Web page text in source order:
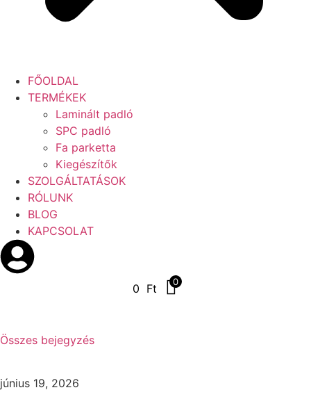
FŐOLDAL
TERMÉKEK
Laminált padló
SPC padló
Fa parketta
Kiegészítők
SZOLGÁLTATÁSOK
RÓLUNK
BLOG
KAPCSOLAT
0 Ft 0
Összes bejegyzés
június 19, 2026